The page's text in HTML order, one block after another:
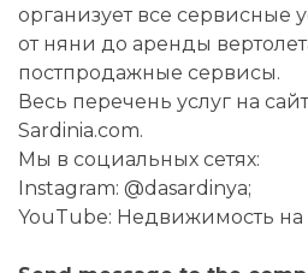
организует все сервисные
от няни до аренды
постпродажные сервисы.
Весь перечень услуг на
Sardinia.com.
Мы в социальных сетях:
Instagram: @dasardinya;
YouTube: Недвижимость на